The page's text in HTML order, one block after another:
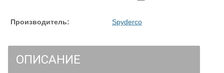
Производитель: Spyderco
ОПИСАНИЕ